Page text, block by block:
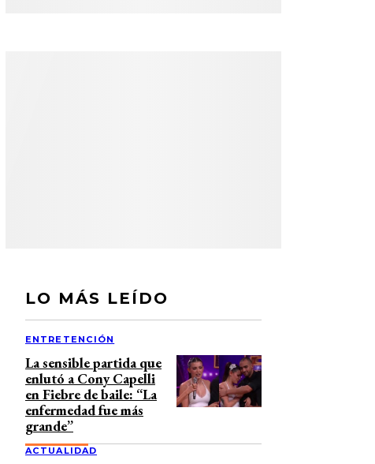
LO MÁS LEÍDO
ENTRETENCIÓN
La sensible partida que
enlutó a Cony Capelli
en Fiebre de baile: “La
enfermedad fue más
grande”
ACTUALIDAD